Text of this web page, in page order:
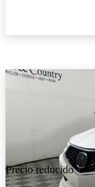
Precio reducido